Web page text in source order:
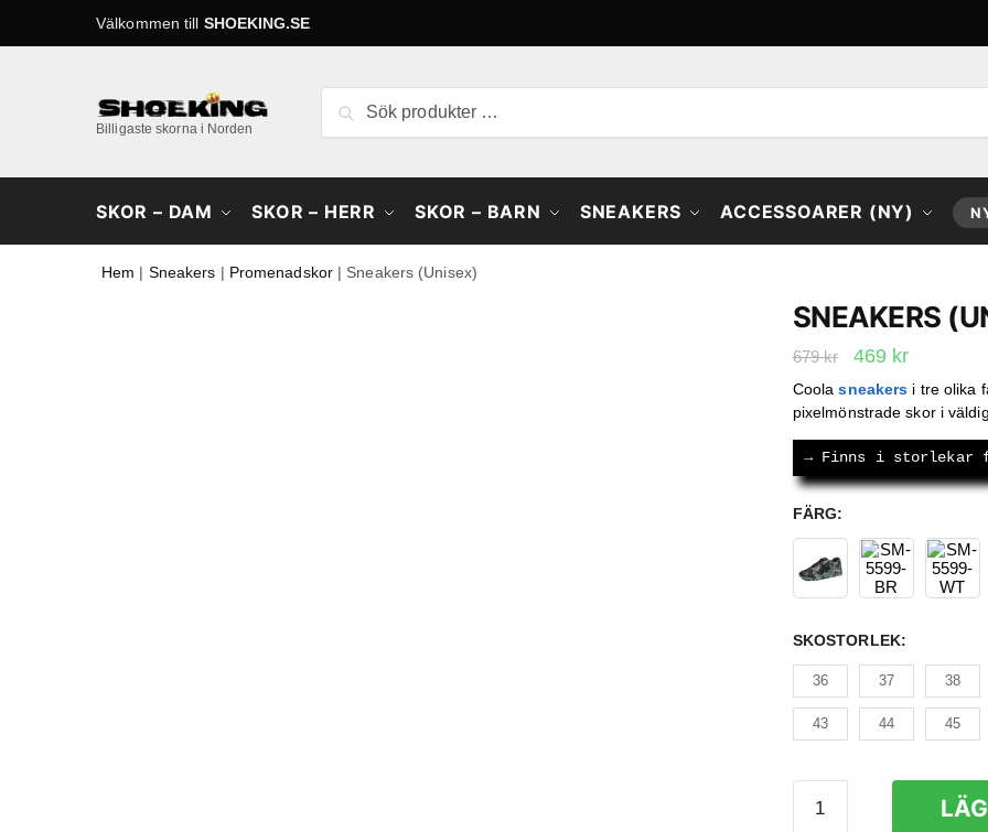
Välkommen till SHOEKING.SE
Billigaste skorna i Norden
Sök
SKOR – DAM SKOR – HERR SKOR – BARN SNEAKERS ACCESSOARER (NY)
Hem | Sneakers | Promenadskor| Sneakers (Unisex)
SNEAKERS
679kr
Det
ursprungliga
priset
var:
679 kr.
469 krDet
priset
är:
469 kr.
Coolasneakers i tre olika
pixelmönstrade skor i
→ Finns i storlekar
FÄRG:
SKOSTORLEK:
36 37 38
43 44 45
(Unisex)